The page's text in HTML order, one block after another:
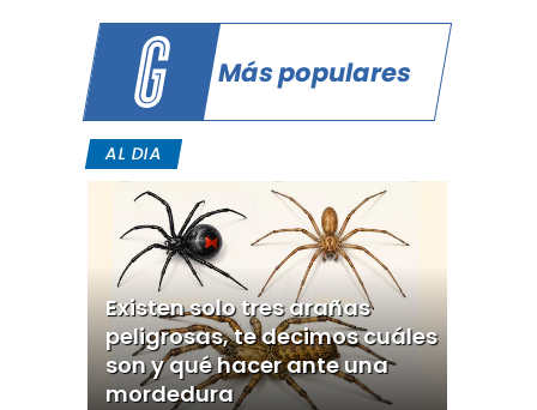
Más populares
AL DIA
Existen solo tres arañas
peligrosas, te decimos cuáles
son y qué hacer ante una
mordedura